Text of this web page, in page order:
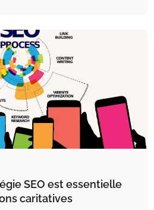
SEO est essentielle
caritatives